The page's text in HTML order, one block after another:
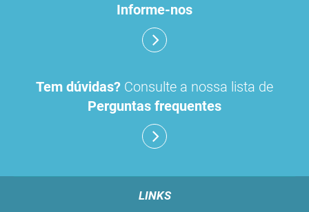
Informe-nos
Tem dúvidas? Consulte a nossa lista de
Perguntas frequentes
LINKS